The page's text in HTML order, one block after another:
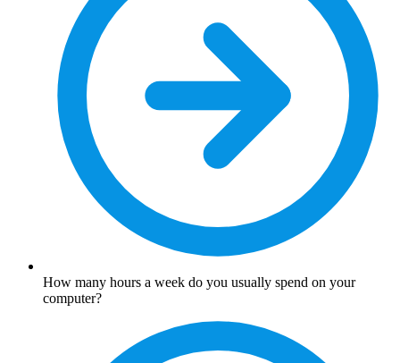
How many hours a week do you usually spend on your
computer?